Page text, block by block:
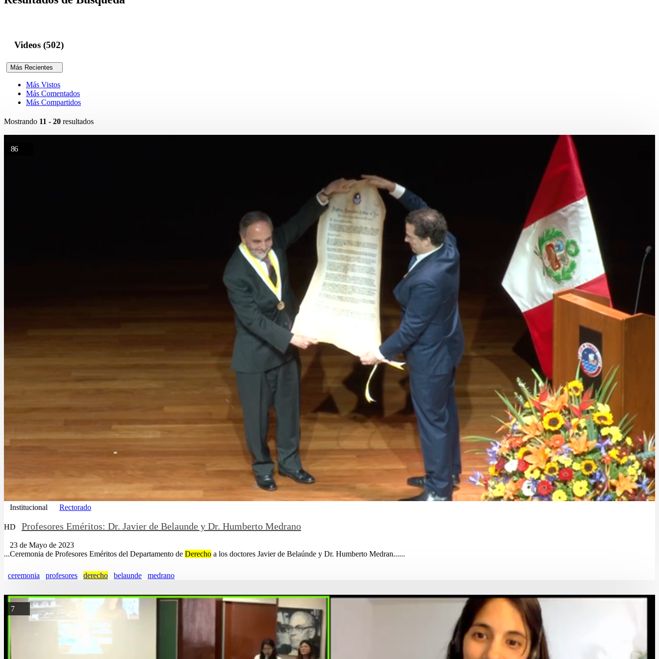
Videos (502)
Más Recientes
Más Vistos
Más Comentados
Más Compartidos
Mostrando 11 - 20 resultados
86
Institucional Rectorado
HD Profesores Eméritos: Dr. Javier de Belaunde y Dr. Humberto Medrano
23 de Mayo de 2023
...Ceremonia de Profesores Eméritos del Departamento de Derecho a los doctores Javier de Belaúnde y Dr. Humberto Medran......
ceremonia profesores derecho belaunde medrano
7